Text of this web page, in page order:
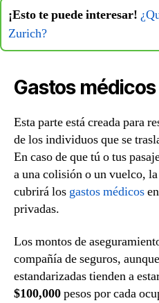
¡Esto te puede interesar!
Zurich?
Gastos
Esta parte está creada para
de los individuos que se
En caso de que tú o tus
a una colisión o un vuelco,
cubrirá los gastos médicos
privadas.
Los montos de
compañía de seguros,
estandarizadas tienden a
$100,000pesos por cada